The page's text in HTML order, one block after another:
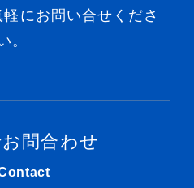
にお問い合せくださ
。
問合わせ